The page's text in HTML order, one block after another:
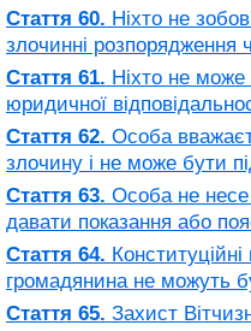
Стаття 60. Ніхто не
злочинні розпорядження
Стаття 61. Ніхто не може
юридичної
Стаття 62. Особа
злочину і не може бути
Стаття 63. Особа не несе
давати показання або
Стаття 64.
громадянина не можуть
Стаття 65. Захист